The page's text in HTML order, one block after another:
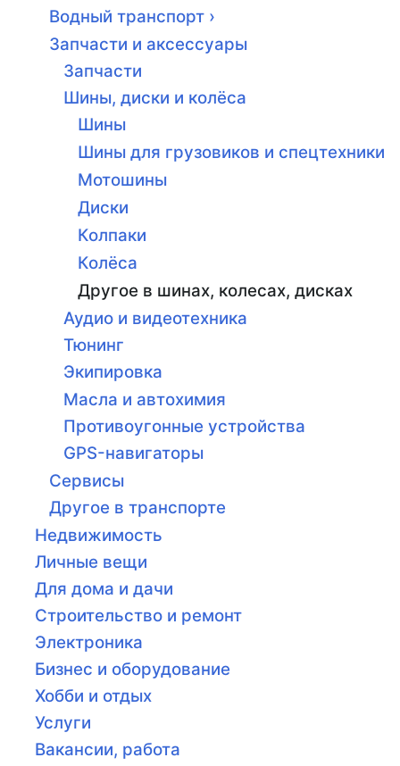
Водный транспорт ›
Запчасти и аксессуары
Запчасти
Шины, диски и колёса
Шины
Шины для грузовиков и спецтехники
Мотошины
Диски
Колпаки
Колёса
Другое в шинах, колесах, дисках
Аудио и видеотехника
Тюнинг
Экипировка
Масла и автохимия
Противоугонные устройства
GPS-навигаторы
Сервисы
Другое в транспорте
Недвижимость
Личные вещи
Для дома и дачи
Строительство и ремонт
Электроника
Бизнес и оборудование
Хобби и отдых
Услуги
Вакансии, работа